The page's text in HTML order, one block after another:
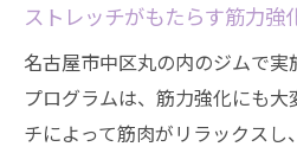
ストレッチがもたらす筋力強
名古屋市中区丸の内のジムで
プログラムは、筋力強化にも大
チによって筋肉がリラックス